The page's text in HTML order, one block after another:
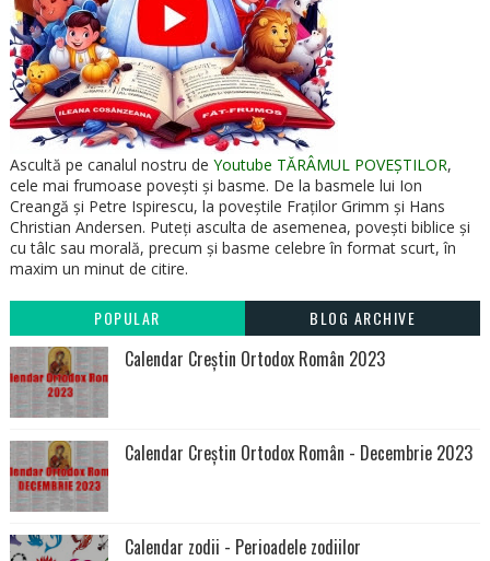
Ascultă pe canalul nostru de Youtube TĂRÂMUL POVEȘTILOR,
cele mai frumoase povești și basme. De la basmele lui Ion
Creangă și Petre Ispirescu, la poveștile Fraților Grimm și Hans
Christian Andersen. Puteți asculta de asemenea, povești biblice și
cu tâlc sau morală, precum și basme celebre în format scurt, în
maxim un minut de citire.
POPULAR BLOG ARCHIVE
Calendar Creștin Ortodox Român 2023
Calendar Creștin Ortodox Român - Decembrie 2023
Calendar zodii - Perioadele zodiilor